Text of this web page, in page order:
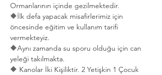
Ormanlarının içinde gezilmektedir.
🔶İlk defa yapacak misafirlerimiz için
öncesinde eğitim ve kullanım tarifi
vermekteyiz.
🔶Aynı zamanda su sporu olduğu için can
yeleği takılmakta.
🔶 Kanolar İki Kişiliktir. 2 Yetişkin 1 Çocuk